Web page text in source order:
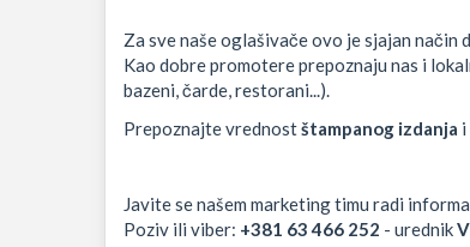
Za sve naše oglašivače ovo je sjajan način
Kao dobre promotere prepoznaju nas i
bazeni, čarde, restorani...).
Prepoznajte vrednostštampanog izdanja i
Javite se našem marketing timu radi
Poziv ili viber: +381 63 466 252 - urednik